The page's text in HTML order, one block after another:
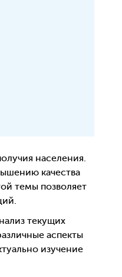
населения.
качества
темы позволяет
текущих
аспекты
изучение